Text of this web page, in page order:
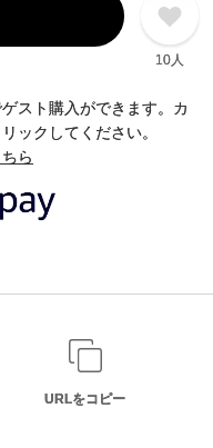
10人
スト購入ができます。カ
ックしてください。
ら
URLをコピー